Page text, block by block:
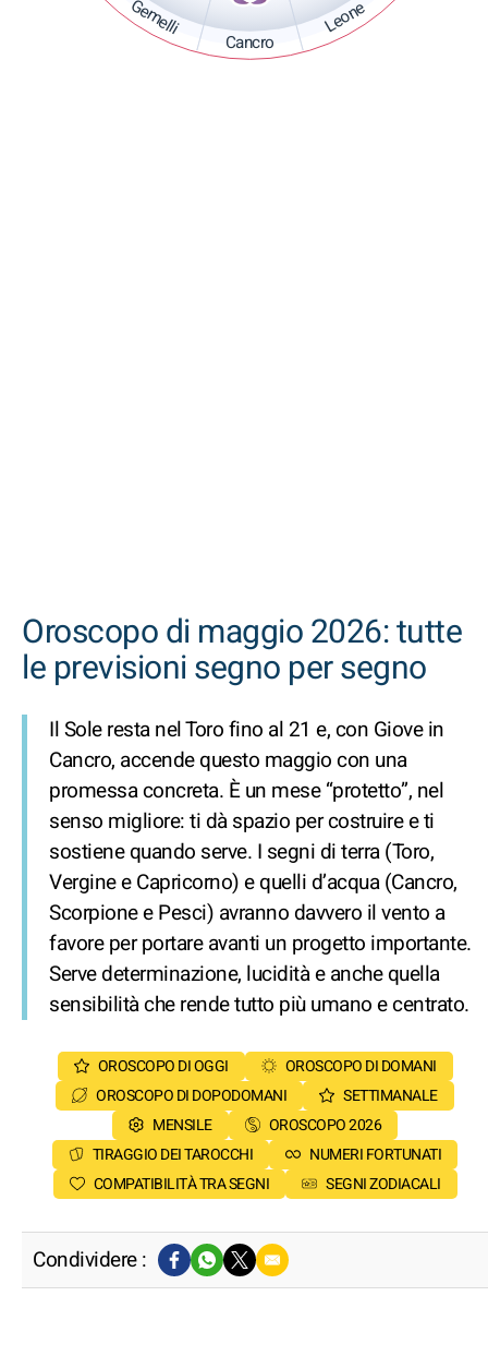
Oroscopo di maggio 2026: tutte
le previsioni segno per segno
Il Sole resta nel Toro fino al 21 e, con Giove in
Cancro, accende questo maggio con una
promessa concreta. È un mese “protetto”, nel
senso migliore: ti dà spazio per costruire e ti
sostiene quando serve. I segni di terra (Toro,
Vergine e Capricorno) e quelli d’acqua (Cancro,
Scorpione e Pesci) avranno davvero il vento a
favore per portare avanti un progetto importante.
Serve determinazione, lucidità e anche quella
sensibilità che rende tutto più umano e centrato.
OROSCOPO DI OGGI
OROSCOPO DI DOMANI
OROSCOPO DI DOPODOMANI
SETTIMANALE
MENSILE
OROSCOPO 2026
TIRAGGIO DEI TAROCCHI
NUMERI FORTUNATI
COMPATIBILITÀ TRA SEGNI
SEGNI ZODIACALI
Condividere :
Gemelli
Cancro
Leone